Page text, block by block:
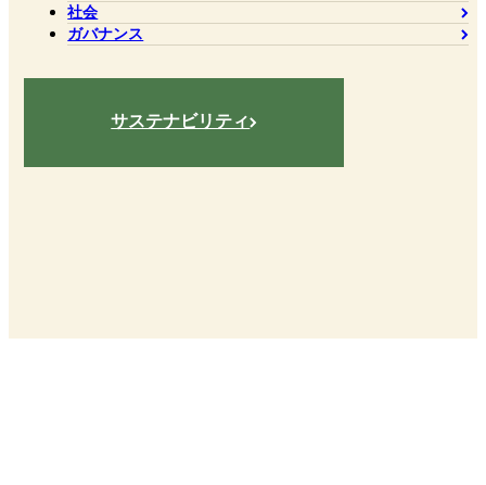
社会
ガバナンス
サステナビリティ